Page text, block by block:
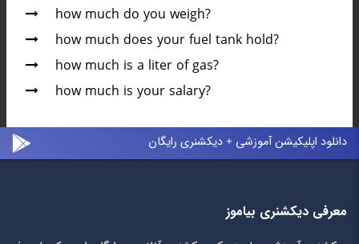
how much do you weigh?
how much does your fuel tank hold?
how much is a liter of gas?
how much is your salary?
دانلود اپلیکیشن آموزشی + دیکشنری رایگان
معرفی دیکشنری بیاموز